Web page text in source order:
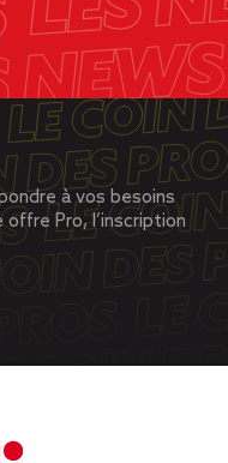
à vos besoins
Pro, l’inscription